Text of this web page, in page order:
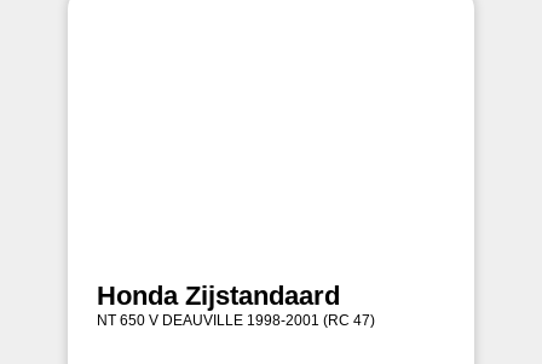
Honda Zijstandaard
NT 650 V DEAUVILLE 1998-2001 (RC 47)